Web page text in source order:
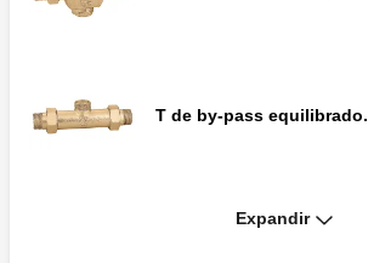
T de by-pass equilibrado.
Expandir